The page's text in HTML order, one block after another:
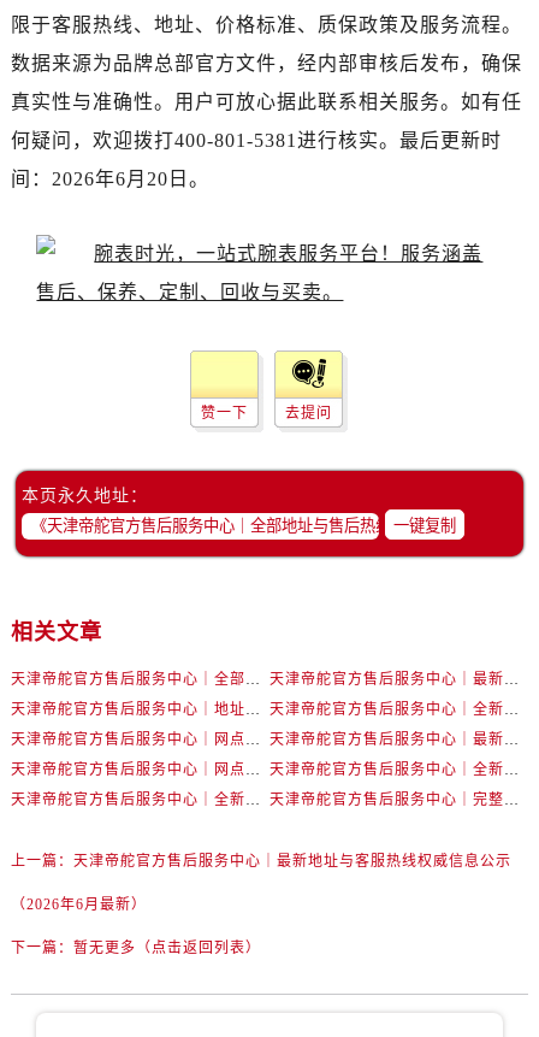
限于客服热线、地址、价格标准、质保政策及服务流程。
数据来源为品牌总部官方文件，经内部审核后发布，确保
真实性与准确性。用户可放心据此联系相关服务。如有任
何疑问，欢迎拨打400-801-5381进行核实。最后更新时
间：2026年6月20日。
赞一下 去提问
本页永久地址：
一键复制
相关文章
天津帝舵官方售后服务中心｜全部地址与售后热线权威信息公示（2026年6月最新）
天津帝舵官方售后服务中心｜最新地址与客服热线权威信息公示（2026年6月最新）
天津帝舵官方售后服务中心｜地址及服务热线权威信息公示（2026年6月最新）
天津帝舵官方售后服务中心｜全新维修门店地址及电话权威信息公示（2026年6月最新）
天津帝舵官方售后服务中心｜网点地址与服务热线权威信息公示（2026年6月最新）
天津帝舵官方售后服务中心｜最新电话及地址权威信息公示（2026年6月最新）
天津帝舵官方售后服务中心｜网点地址与客服电话权威信息公示（2026年6月最新）
天津帝舵官方售后服务中心｜全新官方服务电话与地址权威信息公示（2026年6月最新）
天津帝舵官方售后服务中心｜全新地址电话权威信息公示（2026年6月最新）
天津帝舵官方售后服务中心｜完整地址与联系电话权威信息公示（2026年6月最新）
上一篇： 天津帝舵官方售后服务中心｜最新地址与客服热线权威信息公示
（2026年6月最新）
下一篇： 暂无更多（点击返回列表）